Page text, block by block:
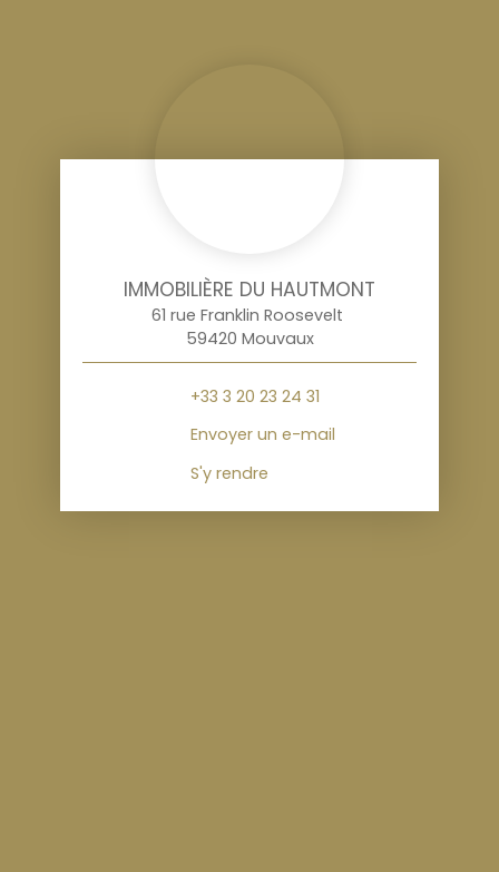
IMMOBILIÈRE DU HAUTMONT
61 rue Franklin Roosevelt
59420 Mouvaux
+33 3 20 23 24 31
Envoyer un e-mail
S'y rendre